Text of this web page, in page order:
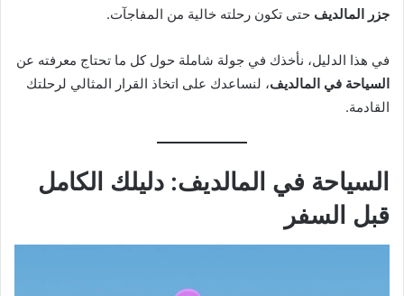
جزر المالديف حتى تكون رحلته خالية من المفاجآت.
في هذا الدليل، نأخذك في جولة شاملة حول كل ما تحتاج معرفته عن
السياحة في المالديف، لنساعدك على اتخاذ القرار المثالي لرحلتك
القادمة.
السياحة في المالديف: دليلك الكامل
قبل السفر